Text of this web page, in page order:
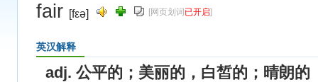
fair [fεə] [网页划词 已开启]
英汉解释
adj. 公平的；美丽的，白皙的；晴朗的